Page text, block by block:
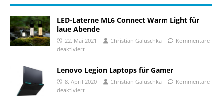
LED-Laterne ML6 Connect Warm Light für
laue Abende
22. Mai 2021 Christian Galuschka
Kommentare
deaktiviert
Lenovo Legion Laptops für Gamer
8. April 2020 Christian Galuschka
Kommentare
deaktiviert